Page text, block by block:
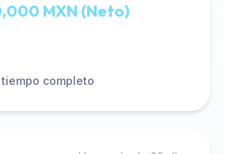
MXN (Neto)
completo